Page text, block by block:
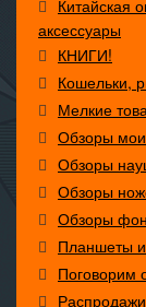
Китайская
аксессуары
КНИГИ!
Кошельки,
Мелкие
Обзоры мои
Обзоры
Обзоры
Обзоры
Планшеты
Поговорим